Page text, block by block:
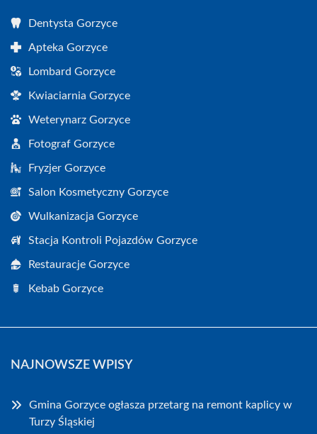
Dentysta Gorzyce
Apteka Gorzyce
Lombard Gorzyce
Kwiaciarnia Gorzyce
Weterynarz Gorzyce
Fotograf Gorzyce
Fryzjer Gorzyce
Salon Kosmetyczny Gorzyce
Wulkanizacja Gorzyce
Stacja Kontroli Pojazdów Gorzyce
Restauracje Gorzyce
Kebab Gorzyce
NAJNOWSZE WPISY
Gmina Gorzyce ogłasza przetarg na remont kaplicy w
Turzy Śląskiej